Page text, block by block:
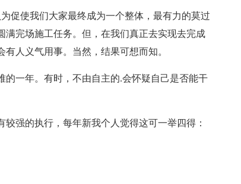
促使我们大家最终成为一个整体，最有力的莫过
完场施工任务。但，在我们真正去实现去完成
人义气用事。当然，结果可想而知。
一年。有时，不由自主的.会怀疑自己是否能干
强的执行，每年新我个人觉得这可一举四得：